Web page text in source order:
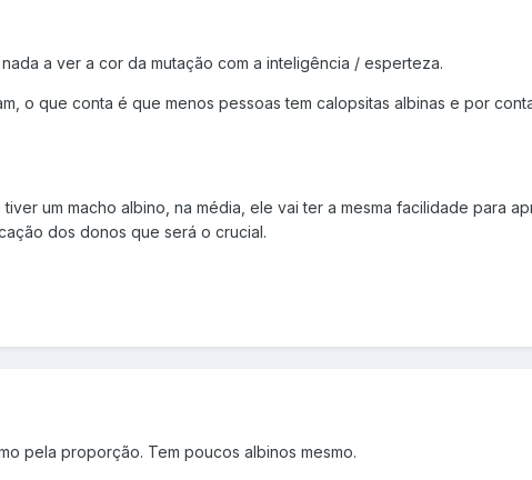
a ver a cor da mutação com a inteligência / esperteza.
o que conta é que menos pessoas tem calopsitas albinas e por
um macho albino, na média, ele vai ter a mesma facilidade para
dos donos que será o crucial.
pela proporção. Tem poucos albinos mesmo.